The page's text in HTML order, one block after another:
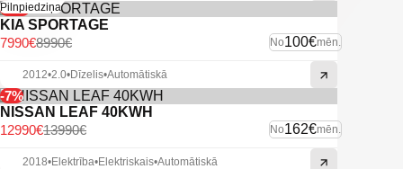
-11%
Pilnpiedziņa
KIA SPORTAGE
No100€mēn.
8990€
7990€
2012•2.0•Dīzelis•Automātiskā
-7%
NISSAN LEAF 40KWH
No162€mēn.
13990€
12990€
2018•Elektrība•Elektriskais•Automātiskā